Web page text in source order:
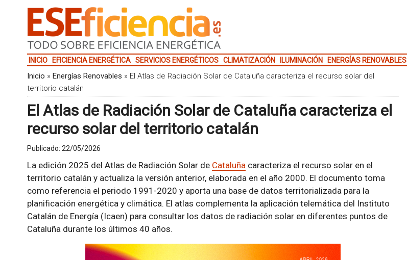
INICIO EFICIENCIA ENERGÉTICA SERVICIOS ENERGÉTICOS CLIMATIZACIÓN ILUMINACIÓN ENERGÍAS RENOVABLES
Inicio » Energías Renovables » El Atlas de Radiación Solar de Cataluña caracteriza el recurso solar del
territorio catalán
El Atlas de Radiación Solar de Cataluña caracteriza el
recurso solar del territorio catalán
Publicado: 22/05/2026
La edición 2025 del Atlas de Radiación Solar de Cataluñacaracteriza el recurso solar en el
territorio catalán y actualiza la versión anterior, elaborada en el año 2000. El documento toma
como referencia el periodo 1991-2020 y aporta una base de datos territorializada para la
planificación energética y climática. El atlas complementa la aplicación telemática del Instituto
Catalán de Energía (Icaen) para consultar los datos de radiación solar en diferentes puntos de
Cataluña durante los últimos 40 años.